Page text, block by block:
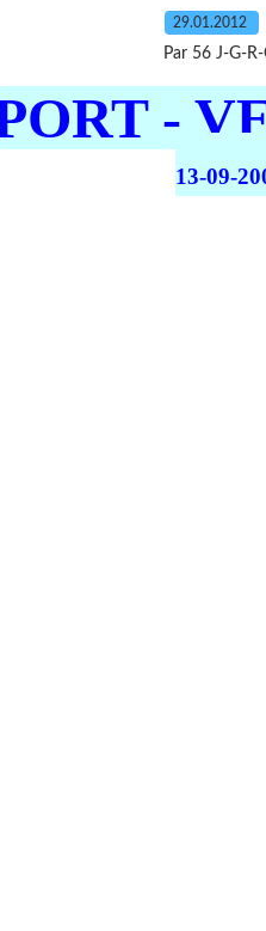
29.01.2012
Par 56 J-G-
-
13-09-